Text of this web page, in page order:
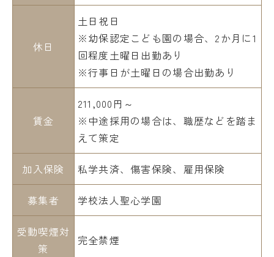
休日
土日祝日
※幼保認定こども園の場合、2か月に1
回程度土曜日出勤あり
※行事日が土曜日の場合出勤あり
賃金
211,000円～
※中途採用の場合は、職歴などを踏ま
えて策定
加入保険 私学共済、傷害保険、雇用保険
募集者 学校法人聖心学園
受動喫煙対
策
完全禁煙